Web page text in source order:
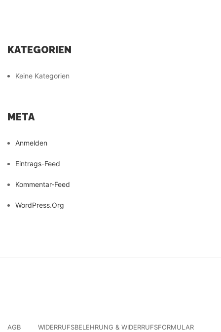
KATEGORIEN
Keine Kategorien
META
Anmelden
Eintrags-Feed
Kommentar-Feed
WordPress.org
AGB WIDERRUFSBELEHRUNG & WIDERRUFSFORMULAR